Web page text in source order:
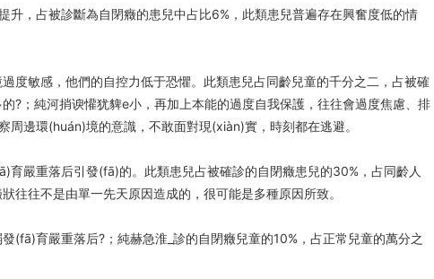
升，占被診斷為自閉癥的患兒中占比6%，此類患兒普遍存在興奮度低的情
敏感，他們的自控力低于恐懼。此類患兒占同齡兒童的千分之二，占被確
；純河捎谀懽犹貏e小，再加上本能的過度自我保護，往往會過度焦慮、排
邊環(huán)境的意識，不敢面對現(xiàn)實，時刻都在逃避。
嚴重落后引發(fā)的。此類患兒占被確診的自閉癥患兒的30%，占同齡人
狀往往不是由單一先天原因造成的，很可能是多種原因所致。
育嚴重落后?；純赫急淮_診的自閉癥兒童的10%，占正常兒童的萬分之